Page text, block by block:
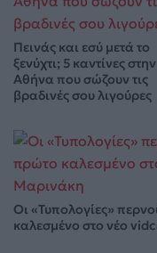
Πεινάς και εσύ μετά το
ξενύχτι; 5 καντίνες στην
Αθήνα που σώζουν τις
βραδινές σου λιγούρες
Οι «Τυπολογίες»
καλεσμένο στο νέο